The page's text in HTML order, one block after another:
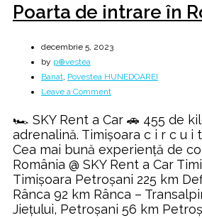
Poarta de intrare în
decembrie 5, 2023
by p⊕vestea
Banat, Povestea HUNEDOAREI
Leave a Commenton
de
intrare
în
România
🏎️ SKY Rent a Car 🚗 455 de
adrenalină. Timișoara c i r c u
Cea mai bună experiență de
România @ SKY Rent a Car
Timișoara Petroșani 225 km
Rânca 92 km Rânca –
Jiețului, Petroșani 56 km